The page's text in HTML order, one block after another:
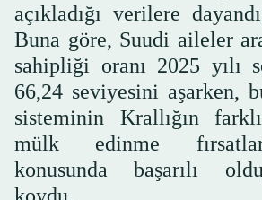
açıkladığı verilere
Buna göre, Suudi aileler
sahipliği oranı 2025 yılı
66,24 seviyesini aşarken,
sisteminin Krallığın
mülk edinme
konusunda başarılı
koydu.